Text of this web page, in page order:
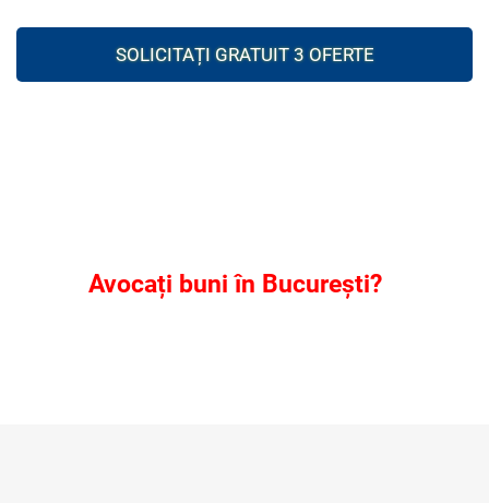
SOLICITAȚI GRATUIT 3 OFERTE
Avocați buni în București?